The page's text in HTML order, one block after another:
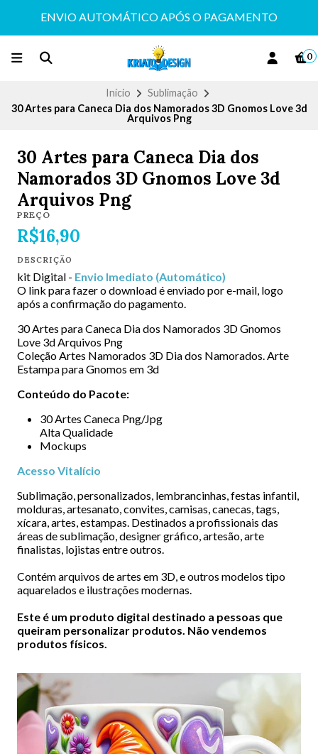
ENVIO AUTOMÁTICO APÓS O PAGAMENTO
0
Início
Sublimação
30 Artes para Caneca Dia dos Namorados 3D Gnomos Love 3d
Arquivos Png
30 Artes para Caneca Dia dos
Namorados 3D Gnomos Love 3d
Arquivos Png
PREÇO
R$16,90
DESCRIÇÃO
kit Digital - Envio Imediato (Automático)
O link para fazer o download é enviado por e-mail, logo
após a confirmação do pagamento.
30 Artes para Caneca Dia dos Namorados 3D Gnomos
Love 3d Arquivos Png
Coleção Artes Namorados 3D Dia dos Namorados. Arte
Estampa para Gnomos em 3d
Conteúdo do Pacote:
30 Artes Caneca Png/Jpg
Alta Qualidade
Mockups
Acesso Vitalício
Sublimação, personalizados, lembrancinhas, festas infantil,
molduras, artesanato, convites, camisas, canecas, tags,
xícara, artes, estampas. Destinados a profissionais das
áreas de sublimação, designer gráfico, artesão, arte
finalistas, lojistas entre outros.
Contém arquivos de artes em 3D, e outros modelos tipo
aquarelados e ilustrações modernas.
Este é um produto digital destinado a pessoas que
queiram personalizar produtos. Não vendemos
produtos físicos.